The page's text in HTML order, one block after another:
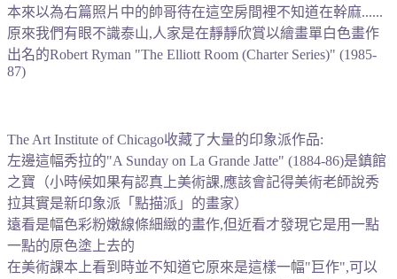
本來以為右篇照片中的帥哥待在這空房間裡不知道在幹麻......
原來我們有眼不識泰山,人家是在靜靜欣賞以繪畫單白色畫作
出名的Robert Ryman "The Elliott Room (Charter Series)" (1985-
87)
The Art Institute of Chicago收藏了大量的印象派作品:
左邊這幅秀拉的"A Sunday on La Grande Jatte" (1884-86)是鎮館
之寶（小時候如果有認真上美術課,應該會記得美術老師說秀
拉其實是新印象派「點描派」的畫家）
遠看是幅色彩粉嫩線條細緻的畫作,但近看才發現它是用一點
一點的原色塗上去的
在美術課本上看到時並不知道它原來是這樣一幅"巨作",可以